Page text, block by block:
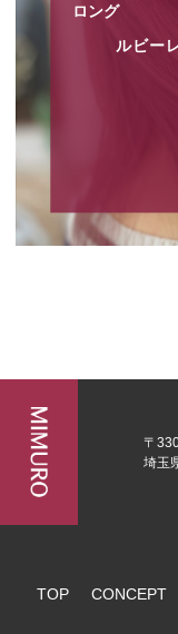
ロング
ルビー
〒
埼玉
TOP CONCEPT